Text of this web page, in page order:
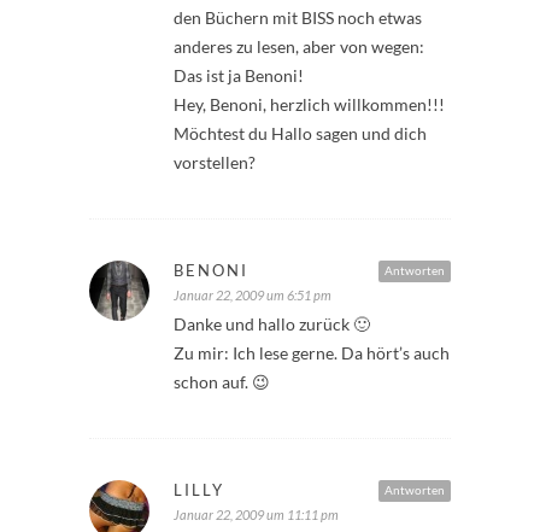
den Büchern mit BISS noch etwas
anderes zu lesen, aber von wegen:
Das ist ja Benoni!
Hey, Benoni, herzlich willkommen!!!
Möchtest du Hallo sagen und dich
vorstellen?
Antworten
BENONI
Januar 22, 2009 um 6:51 pm
Danke und hallo zurück 🙂
Zu mir: Ich lese gerne. Da hört’s auch
schon auf. 😉
Antworten
LILLY
Januar 22, 2009 um 11:11 pm